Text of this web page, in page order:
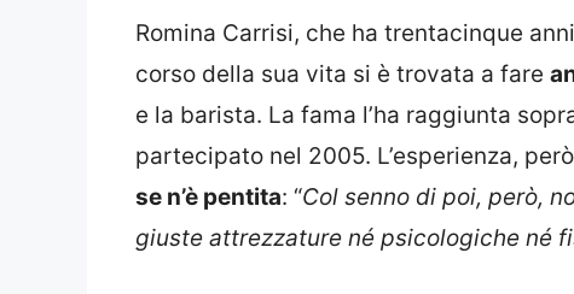
Romina Carrisi, che ha trentacinque
corso della sua vita si è trovata a fare
e la barista. La fama l’ha raggiunta
partecipato nel 2005. L’esperienza,
se n’è pentita: “Col senno di poi, però,
giuste attrezzature né psicologiche né